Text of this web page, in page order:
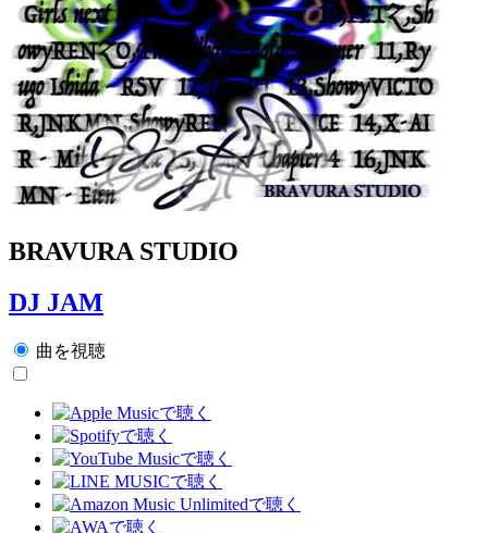
BRAVURA STUDIO
DJ JAM
曲を視聴